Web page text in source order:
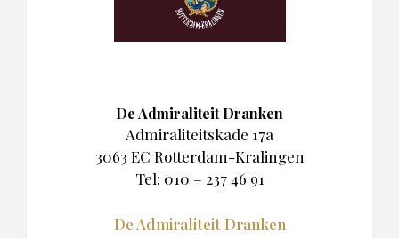
De Admiraliteit Dranken
Admiraliteitskade 17a
3063 EC Rotterdam-Kralingen
Tel: 010 – 237 46 91
De Admiraliteit Dranken